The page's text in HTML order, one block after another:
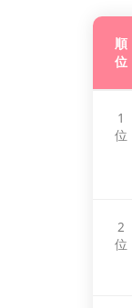
順
位
1
位
2
位